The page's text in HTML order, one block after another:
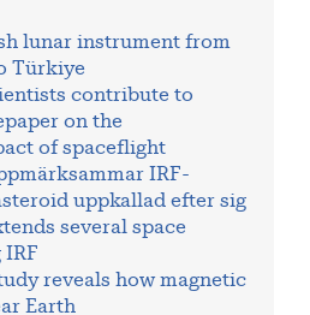
lunar instrument from
Türkiye
contribute to
on the
of spaceflight
IRF-
uppkallad efter sig
several space
reveals how magnetic
Earth